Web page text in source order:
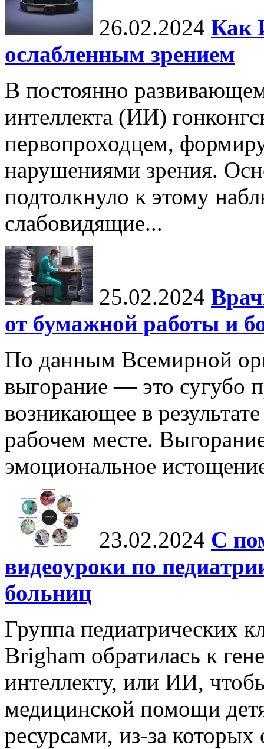
26.02.2024 Как
ослабленным зрением
В постоянно
интеллекта (ИИ)
первопроходцем,
нарушениями зрения.
подтолкнуло к этому
слабовидящие...
25.02.2024
от бумажной работы и
По данным Всемирной
выгорание — это сугубо
возникающее в
рабочем месте.
эмоциональное
23.02.2024 С
видеоуроки по
больниц
Группа педиатрических
Brigham обратилась к
интеллекту, или ИИ,
медицинской помощи
ресурсами, из-за